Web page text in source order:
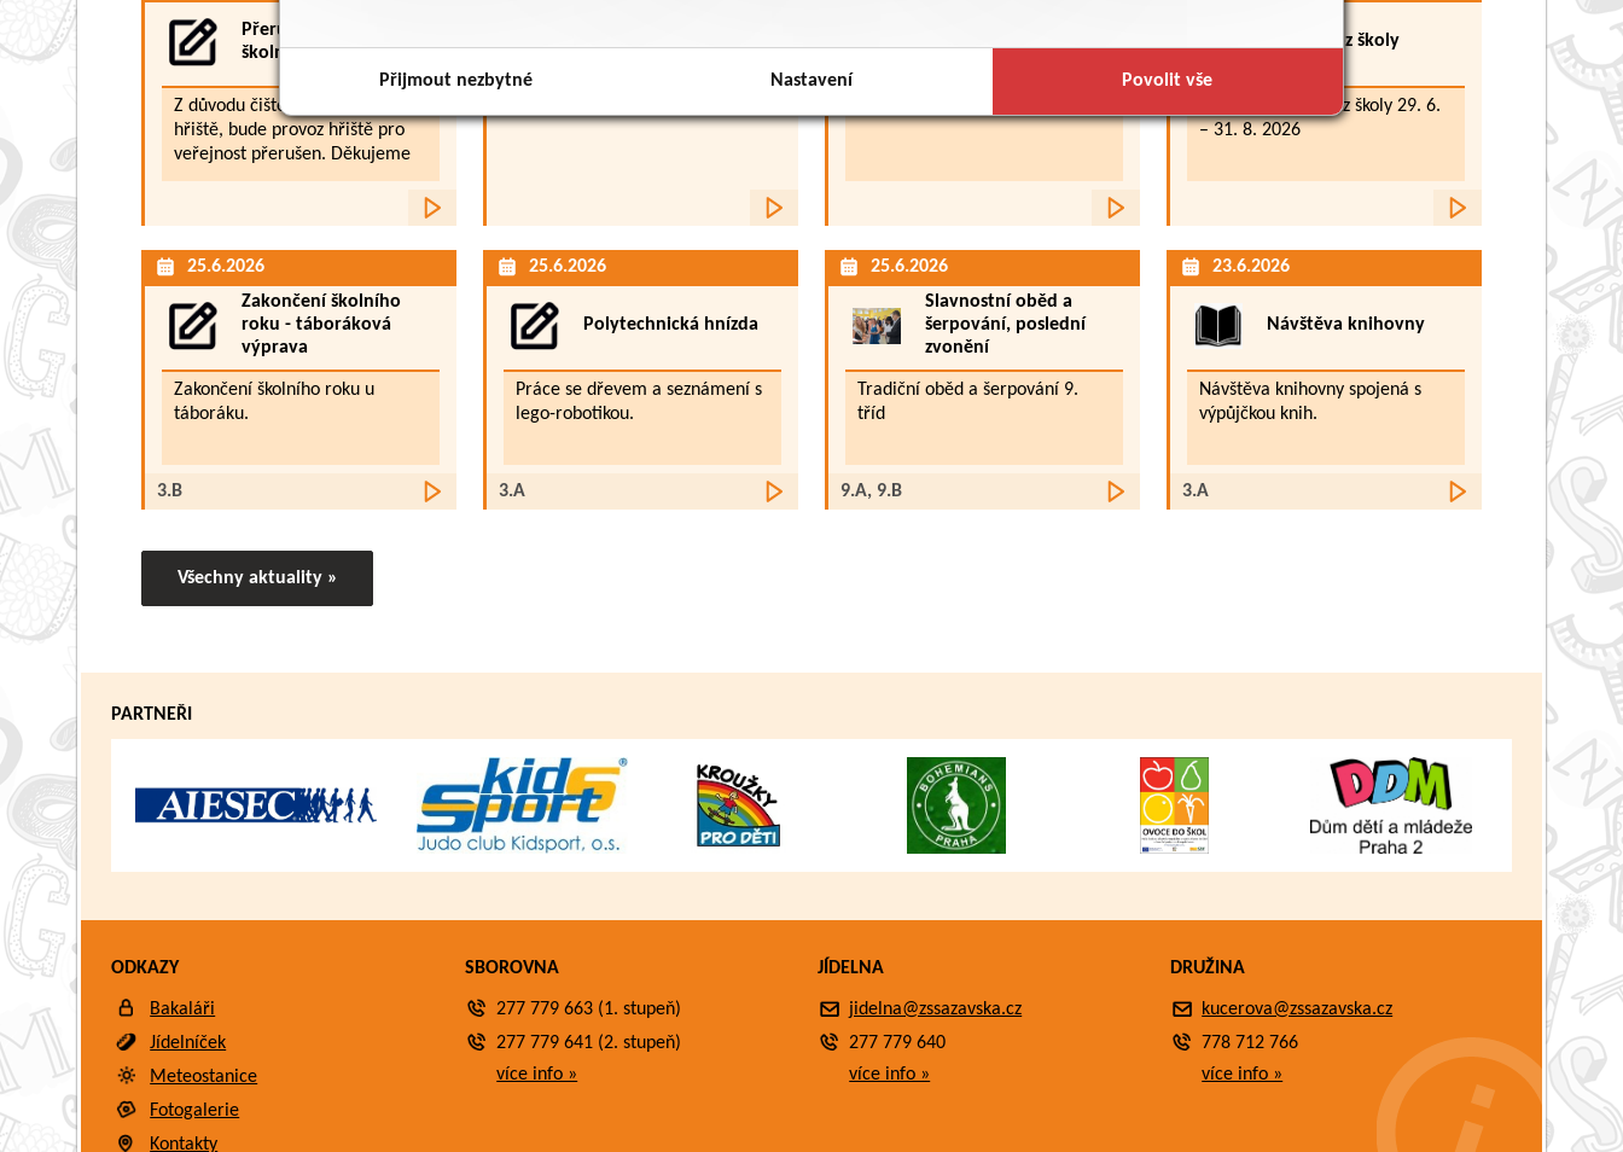
Přijmout nezbytné Nastavení Povolit vše
Mikuláš na 1. stupni
Poetické setkání
Připraveni zvítězit.
Přerušení provozu
školního hřiště
Z důvodu čištění a dopískování
hřiště, bude provoz hřiště pro
veřejnost přerušen. Děkujeme
za pochopení. Proti původnímu
čištění a dopískování prodlužuje
...
Více Více
o prázdninách
Více
Prázdninový provoz školy
Prázdninový provoz školy 29. 6.
– 31. 8. 2026
Více
Zakončení školního
roku - táboráková
výprava
25.6.2026
Zakončení školního roku u
táboráku.
3.B Více
Polytechnická hnízda
25.6.2026
Práce se dřevem a seznámení s
lego-robotikou.
3.A Více
Slavnostní oběd a
šerpování, poslední
zvonění
25.6.2026
Tradiční oběd a šerpování 9.
tříd
9.A, 9.B Více
Návštěva knihovny
23.6.2026
Návštěva knihovny spojená s
výpůjčkou knih.
3.A Více
Všechny aktuality »
PARTNEŘI
ODKAZY
Bakaláři
Jídelníček
Meteostanice
Fotogalerie
Kontakty
SBOROVNA
277 779 663 (1. stupeň)
277 779 641 (2. stupeň)
více info »
JÍDELNA
jidelna@zssazavska.cz
277 779 640
více info »
DRUŽINA
kucerova@zssazavska.cz
778 712 766
více info »